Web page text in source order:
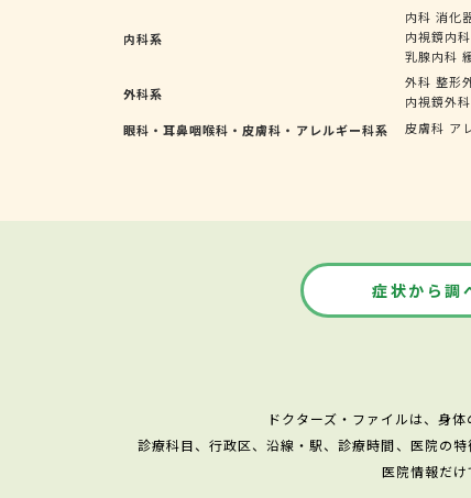
内科系
内科 消化
内視鏡内科
乳腺内科
外科系
外科 整形
内視鏡外科
眼科・耳鼻咽喉科・皮膚科・アレルギー科系
皮膚科 ア
症状から調
ドクターズ・ファイルは、身
診療科目、行政区、沿線・駅、診療時間、医院の
医院情報だ